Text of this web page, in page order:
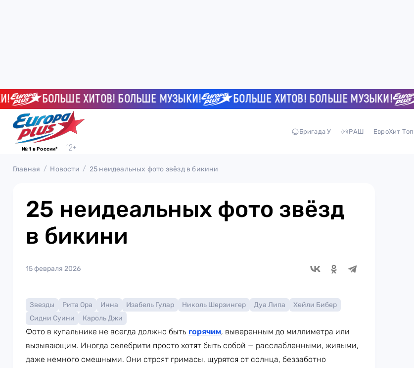
БОЛЬШЕ ХИТОВ! БОЛЬШЕ МУЗЫКИ! БОЛЬШЕ ХИТОВ! БОЛЬШЕ МУЗЫКИ!
№ 1 в России*
Бригада У РАШ ЕвроХит
Главная Новости 25 неидеальных фото звёзд в бикини
25 неидеальных фото звёзд
в бикини
15 февраля 2026
Звезды Рита Ора Инна Изабель Гулар Николь Шерзингер Дуа Липа
Хейли Бибер
Сидни Суини
Кароль Джи
Фото в купальнике не всегда должно быть горячим, выверенным до миллиметра или
вызывающим. Иногда селебрити просто хотят быть собой — расслабленными, живыми,
даже немного смешными. Они строят гримасы, щурятся от солнца, беззаботно